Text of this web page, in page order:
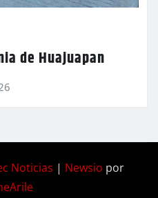
de Huajuapan
Noticias | Newsio por